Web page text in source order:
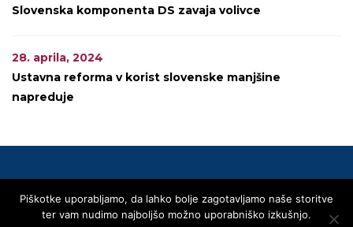
Slovenska komponenta DS zavaja volivce
28. aprila, 2024
Ustavna reforma v korist slovenske manjšine
napreduje
© 2020 SLOVENSKA SKUPNOST
Piškotke uporabljamo, da lahko bolje zagotavljamo naše storitve
ter vam nudimo najboljšo možno uporabniško izkušnjo.